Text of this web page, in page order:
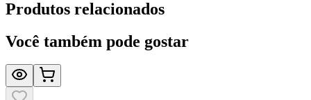
Produtos relacionados
Você também pode gostar